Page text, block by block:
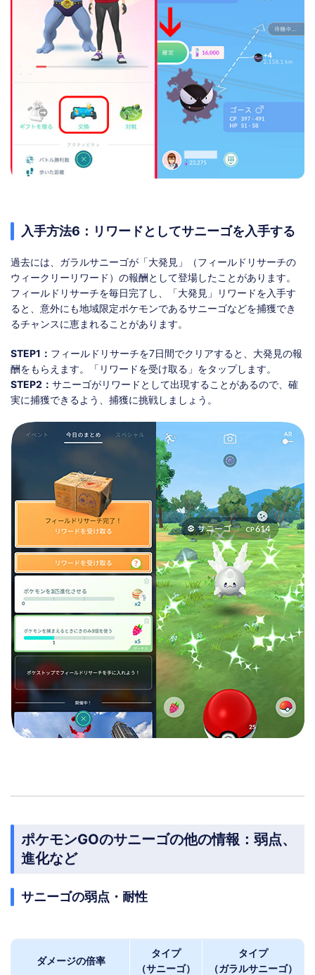
入手方法6：リワードとしてサニーゴを入手する
過去には、ガラルサニーゴが「大発見」（フィールドリサーチの
ウィークリーリワード）の報酬として登場したことがあります。
フィールドリサーチを毎日完了し、「大発見」リワードを入手す
ると、意外にも地域限定ポケモンであるサニーゴなどを捕獲でき
るチャンスに恵まれることがあります。
STEP1： フィールドリサーチを7日間でクリアすると、大発見の報
酬をもらえます。「リワードを受け取る」をタップします。
STEP2： サニーゴがリワードとして出現することがあるので、確
実に捕獲できるよう、捕獲に挑戦しましょう。
ポケモンGOのサニーゴの他の情報：弱点、
進化など
サニーゴの弱点・耐性
ダメージの倍率
タイプ
（サニーゴ）
タイプ
（ガラルサニーゴ）